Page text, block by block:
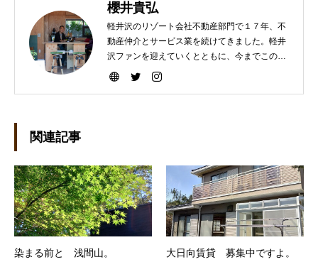
櫻井貴弘
軽井沢のリゾート会社不動産部門で１７年、不
動産仲介とサービス業を続けてきました。軽井
沢ファンを迎えていくとともに、今までこの町
を選んで下さった方々により楽しい軽井沢ライ
関連記事
染まる前と 浅間山。 大日向賃貸 募集中ですよ。